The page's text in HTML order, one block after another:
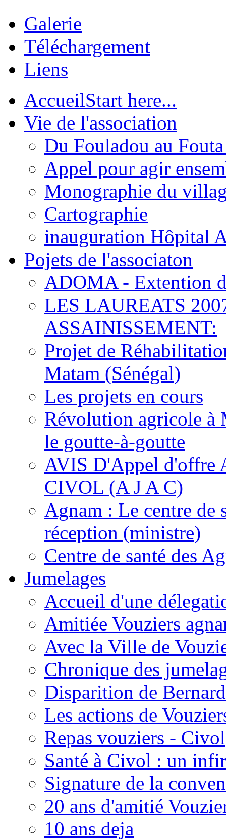
Galerie
Téléchargement
Liens
AccueilStart here...
Vie de l'association
Du Fouladou au
Appel pour agir
Monographie du
Cartographie
inauguration Hôpital
Pojets de l'associaton
ADOMA - Extention
LES LAUREATS
ASSAINISSEMENT:
Projet de
Matam (Sénégal)
Les projets en cours
Révolution agricole à
le goutte-à-goutte
AVIS D'Appel d'offre
CIVOL (A J A C)
Agnam : Le centre de
réception (ministre)
Centre de santé des
Jumelages
Accueil d'une
Amitiée Vouziers
Avec la Ville de
Chronique des
Disparition de
Les actions de
Repas vouziers - Civol
Santé à Civol : un
Signature de la
20 ans d'amitié
10 ans deja